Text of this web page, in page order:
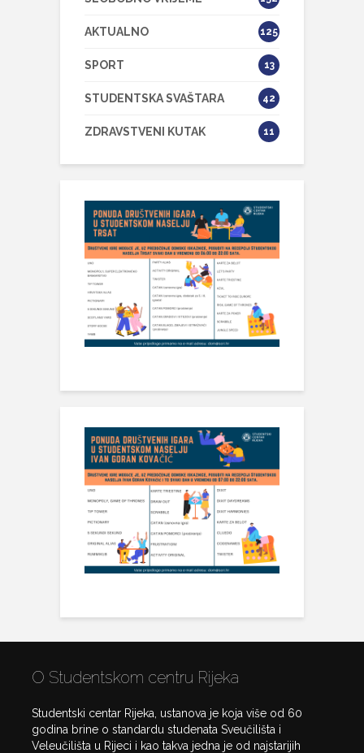
AKTUALNO 125
SPORT 13
STUDENTSKA SVAŠTARA 42
ZDRAVSTVENI KUTAK 11
O Studentskom centru Rijeka
Studentski centar Rijeka, ustanova je koja više od 60
godina brine o standardu studenata Sveučilišta i
Veleučilišta u Rijeci i kao takva jedna je od najstarijih